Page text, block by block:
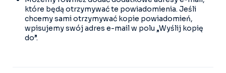
które będą otrzymywać te powiadomienia. Jeśli
chcemy sami otrzymywać kopie powiadomień,
wpisujemy swój adres e-mail w polu „Wyślij kopię
do”.